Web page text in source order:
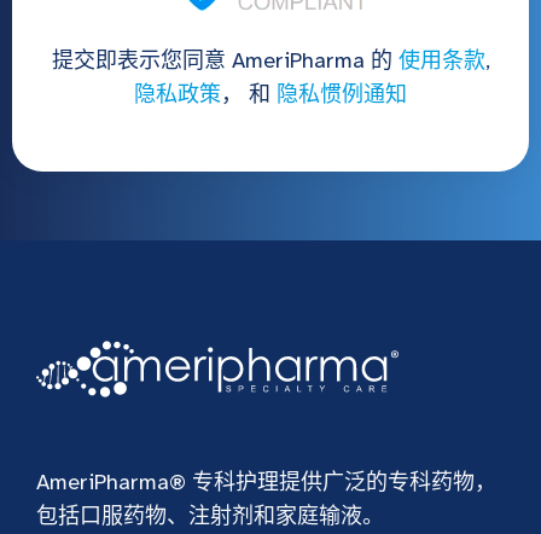
提交即表示您同意 AmeriPharma 的 使用条款,
隐私政策， 和 隐私惯例通知
AmeriPharma® 专科护理提供广泛的专科药物，
包括口服药物、注射剂和家庭输液。